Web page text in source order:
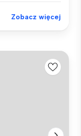
Zobacz więcej